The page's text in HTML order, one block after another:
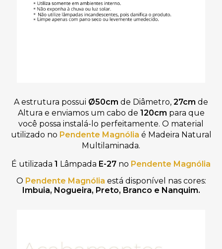
A estrutura possui Ø50cm de Diâmetro, 27cm de
Altura e enviamos um cabo de 120cm para que
você possa instalá-lo perfeitamente. O material
utilizado no Pendente Magnólia é Madeira Natural
Multilaminada.
É utilizada 1 Lâmpada E-27 no Pendente Magnólia
O Pendente Magnólia está disponível nas cores:
Imbuia, Nogueira, Preto, Branco e Nanquim.